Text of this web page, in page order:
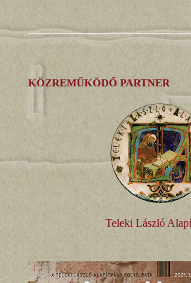
KÖZREMŰKÖDŐ PARTNER
Teleki László